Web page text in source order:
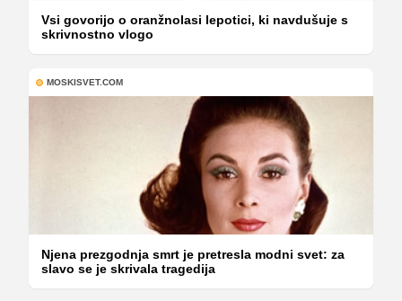
Vsi govorijo o oranžnolasi lepotici, ki navdušuje s
skrivnostno vlogo
MOSKISVET.COM
Njena prezgodnja smrt je pretresla modni svet: za
slavo se je skrivala tragedija